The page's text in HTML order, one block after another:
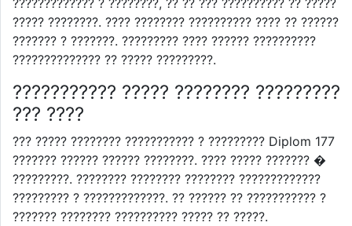
????? ????????. ???? ???????? ?????????? ???? ?? ??????
??????? ? ???????. ????????? ???? ?????? ??????????
?????????????? ?? ????? ?????????.
??????????? ????? ???????? ?????????
??? ????
??? ????? ???????? ??????????? ? ????????? Diplom 177
??????? ?????? ?????? ????????. ???? ????? ??????? �
?????????. ???????? ???????? ???????? ?????????????
????????? ? ?????????????. ?? ?????? ?? ??????????? ?
??????? ???????? ?????????? ????? ?? ?????.